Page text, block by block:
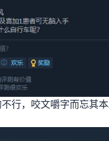
行，咬文嚼字而忘其